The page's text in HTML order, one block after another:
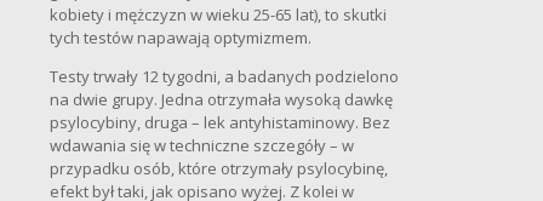
kobiety i mężczyzn w wieku 25-65 lat), to skutki
tych testów napawają optymizmem.
Testy trwały 12 tygodni, a badanych podzielono
na dwie grupy. Jedna otrzymała wysoką dawkę
psylocybiny, druga – lek antyhistaminowy. Bez
wdawania się w techniczne szczegóły – w
przypadku osób, które otrzymały psylocybinę,
efekt był taki, jak opisano wyżej. Z kolei w